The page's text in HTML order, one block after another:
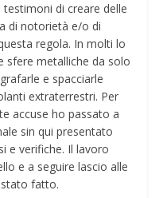
di creare delle
di notorietà e/o di
regola. In molti lo
sfere metalliche da solo
e spacciarle
extraterrestri. Per
accuse ho passato a
sin qui presentato
e verifiche. Il lavoro
e a seguire lascio alle
fatto.